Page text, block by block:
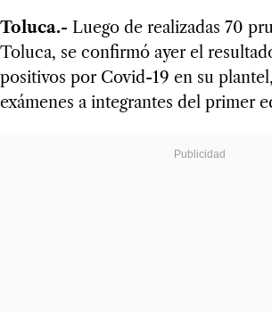
Toluca.- Luego de realizadas 70
Toluca, se confirmó ayer el
positivos por Covid-19 en su
exámenes a integrantes del primer